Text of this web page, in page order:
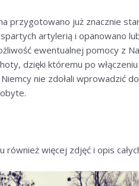
przygotowano już znacznie
artylerią i opanowano
ewentualnej pomocy z
dzięki któremu po
nie zdołali wprowadzić
również więcej zdjęć i opis